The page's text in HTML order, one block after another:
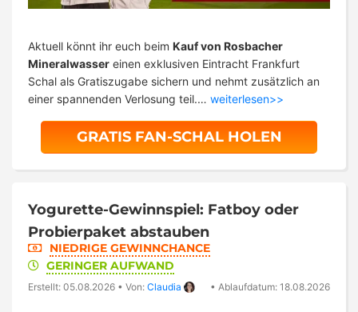
Aktuell könnt ihr euch beim Kauf von Rosbacher
Mineralwasser einen exklusiven Eintracht Frankfurt
Schal als Gratiszugabe sichern und nehmt zusätzlich an
einer spannenden Verlosung teil.… weiterlesen>>
GRATIS FAN-SCHAL HOLEN
Yogurette-Gewinnspiel: Fatboy oder
Probierpaket abstauben
NIEDRIGE GEWINNCHANCE
GERINGER AUFWAND
Erstellt: 05.08.2026 • Von: Claudia • Ablaufdatum: 18.08.2026